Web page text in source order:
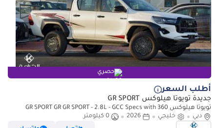
حصري
أطلب السعر
جديدة تويوتا هيلوكس GR SPORT
تويوتا هيلوكس GR SPORT GR GR SPORT - 2.8L - GCC Specs with 360
Camera - Alloy Wheels - Wide Body
دبي خليجي 2026
0 كيلومتر